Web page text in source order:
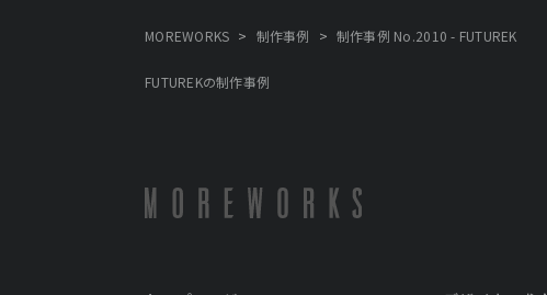
MOREWORKS > 制作事例 > 制作事例 No.2010 - FUTUREK
FUTUREKの制作事例